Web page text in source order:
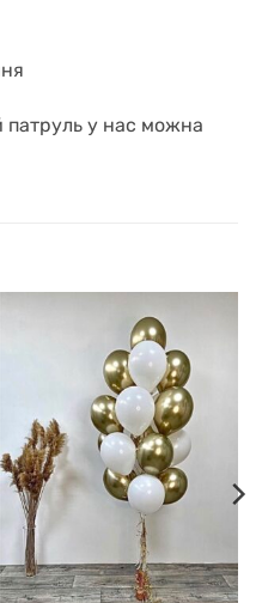
патруль у нас можна